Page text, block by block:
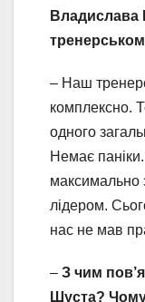
Владислава
– Наш
комплексно.
одного
Немає
максимально
лідером.
нас не мав
– З чим
Шуста? Чому